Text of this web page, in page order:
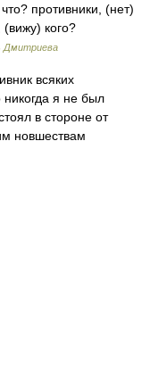
противники, (нет)
(вижу) кого?
Дмитриева
всяких
никогда я не был
в стороне от
новшествам